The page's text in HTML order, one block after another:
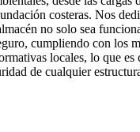
costeras. Nos
no solo sea
cumpliendo con los
locales, lo que es
de cualquier